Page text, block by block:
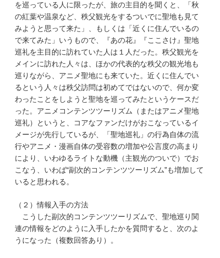
を巡っている人に限ったが、旅の主目的を聞くと、「秋
の紅葉や温泉など、秩父観光をするついでに聖地も見て
みようと思って来た」、もしくは「近くに住んでいるの
で来てみた」いうもので、『あの花』『ここさけ』聖地
巡礼を主目的に訪れていた人は１人だった。秩父観光を
メインに訪れた人々は、ほかの代表的な秩父の観光地も
巡りながら、アニメ聖地にも来ていた。近くに住んでい
るという人々は秩父訪問は初めてではないので、何か変
わったことをしようと聖地を巡ってみたというケースだ
った。アニメコンテンツツーリズム（またはアニメ聖地
巡礼）というと、コアなファンだけがおこなっているイ
メージが先行しているが、「聖地巡礼」の行為自体の流
行やアニメ・漫画自体の受容数の増加や公言度の高まり
により、いわゆるライトな動機（主観光のついで）でお
こなう、いわば“副次的コンテンツツーリズム”も増加して
いると思われる。
（２）情報入手の方法
こうした副次的コンテンツツーリズムで、聖地巡り関
連の情報をどのように入手したかを質問すると、次のよ
うになった（複数回答あり）。